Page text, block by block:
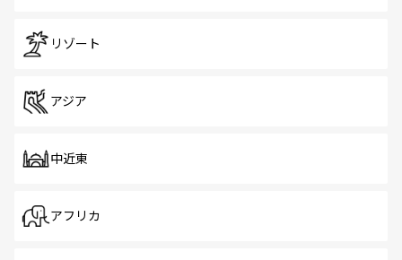
リゾート
アジア
中近東
アフリカ